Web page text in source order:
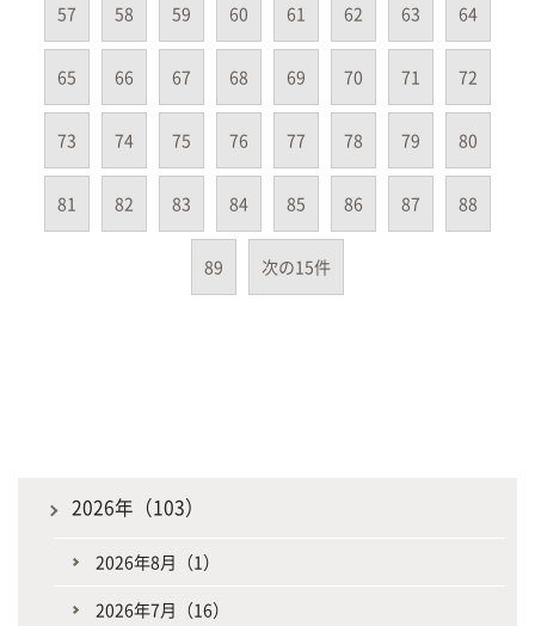
57 58 59 60 61 62 63 64
65 66 67 68 69 70 71 72
73 74 75 76 77 78 79 80
81 82 83 84 85 86 87 88
89 次の15件
2026年（103）
2026年8月（1）
2026年7月（16）